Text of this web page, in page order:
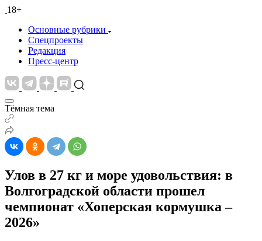
18+
Основные рубрики
Спецпроекты
Редакция
Пресс-центр
Тёмная тема
Улов в 27 кг и море удовольствия: в
Волгоградской области прошел
чемпионат «Хоперская кормушка –
2026»